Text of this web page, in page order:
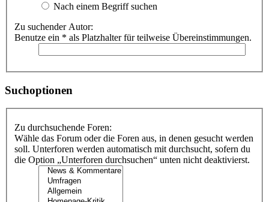
Nach einem Begriff suchen
Zu suchender Autor:
Benutze ein * als Platzhalter für teilweise Übereinstimmungen.
Suchoptionen
Zu durchsuchende Foren:
Wähle das Forum oder die Foren aus, in denen gesucht werden
soll. Unterforen werden automatisch mit durchsucht, sofern du
die Option „Unterforen durchsuchen“ unten nicht deaktivierst.